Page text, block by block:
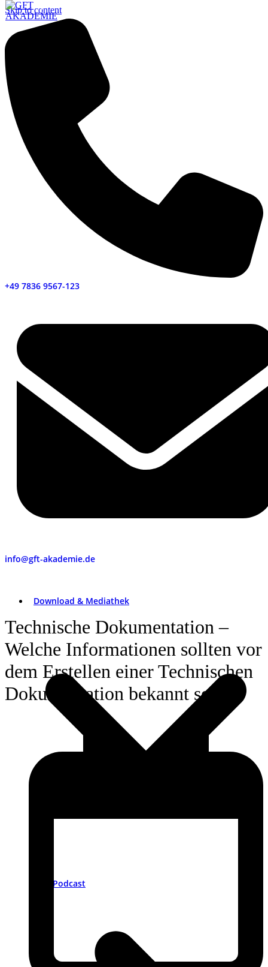
Skip to content
+49 7836 9567-123
info@gft-akademie.de
Download & Mediathek
Podcast
Technische Dokumentation –
Welche Informationen sollten vor
dem Erstellen einer Technischen
Dokumentation bekannt sein?